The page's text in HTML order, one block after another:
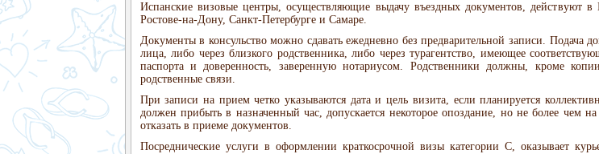
Испанские визовые центры, осуществляющие выдачу въездных документов, действуют
Ростове-на-Дону, Санкт-Петербурге и Самаре.
Документы в консульство можно сдавать ежедневно без предварительной записи. Подача
лица, либо через близкого родственника, либо через турагентство, имеющее
паспорта и доверенность, заверенную нотариусом. Родственники должны, кроме
родственные связи.
При записи на прием четко указываются дата и цель визита, если планируется
должен прибыть в назначенный час, допускается некоторое опоздание, но не более чем
отказать в приеме документов.
Посреднические услуги в оформлении краткосрочной визы категории С, оказывает